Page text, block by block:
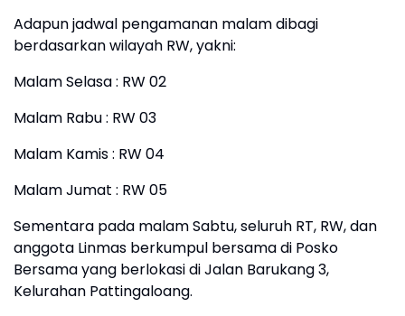
Adapun jadwal pengamanan malam dibagi
berdasarkan wilayah RW, yakni:
Malam Selasa : RW 02
Malam Rabu : RW 03
Malam Kamis : RW 04
Malam Jumat : RW 05
Sementara pada malam Sabtu, seluruh RT, RW, dan
anggota Linmas berkumpul bersama di Posko
Bersama yang berlokasi di Jalan Barukang 3,
Kelurahan Pattingaloang.